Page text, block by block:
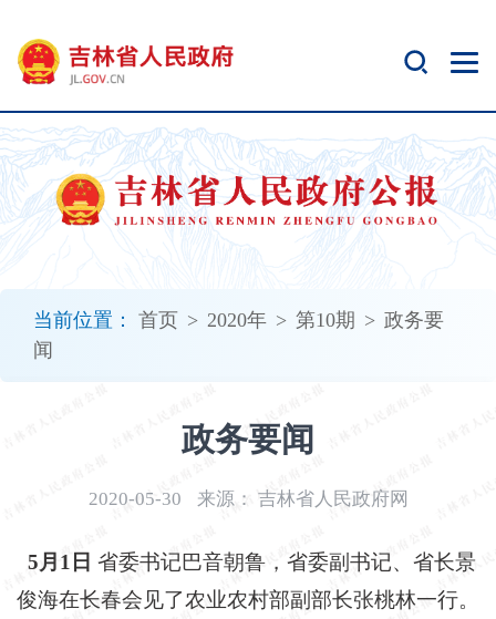
当前位置： 首页 > 2020年 > 第10期 > 政务要
闻
政务要闻
2020-05-30 来源： 吉林省人民政府网
5月1日 省委书记巴音朝鲁，省委副书记、省长景
俊海在长春会见了农业农村部副部长张桃林一行。
开
无
障
碍
说
明
加
模